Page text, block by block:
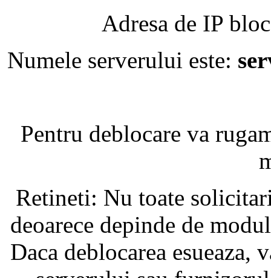
Adresa de IP
Numele serverului este:
Pentru deblocare va
Retineti: Nu toate
deoarece depinde de
Daca deblocarea